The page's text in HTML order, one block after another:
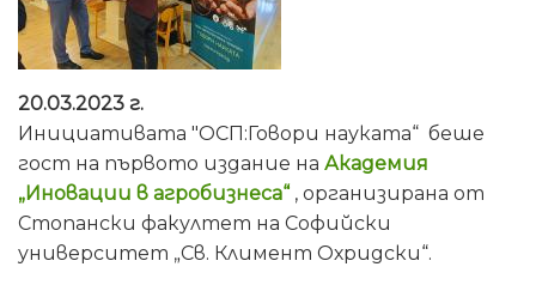
20.03.2023 г.
Инициативата "ОСП:Говори науката“ беше
гост на първото издание на Академия
„Иновации в агробизнеса“ , организирана от
Стопански факултет на Софийски
университет „Св. Климент Охридски“.